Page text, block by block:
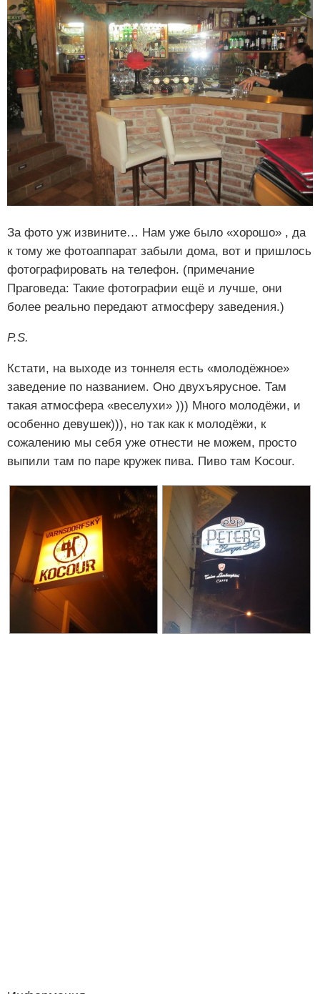
За фото уж извините… Нам уже было «хорошо» , да
к тому же фотоаппарат забыли дома, вот и пришлось
фотографировать на телефон. (примечание
Праговеда: Такие фотографии ещё и лучше, они
более реально передают атмосферу заведения.)
P.S.
Кстати, на выходе из тоннеля есть «молодёжное»
заведение по названием. Оно двухъярусное. Там
такая атмосфера «веселухи» ))) Много молодёжи, и
особенно девушек))), но так как к молодёжи, к
сожалению мы себя уже отнести не можем, просто
выпили там по паре кружек пива. Пиво там Kocour.